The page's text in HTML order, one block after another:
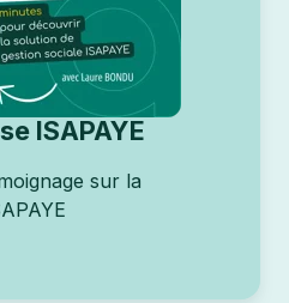
ISAPAYE
sur la